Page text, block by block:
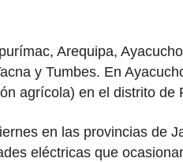
Arequipa,
y Tumbes. En
agrícola) en el distrito de
en las provincias de
eléctricas que